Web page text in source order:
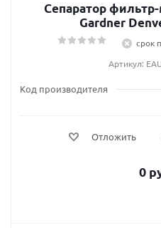
Сепаратор
Gardner
срок
Артикул:
Код производителя
Отложить
0